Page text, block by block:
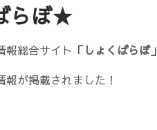
らぼ★
報総合サイト 「しょくばらぼ」
が掲載されました！